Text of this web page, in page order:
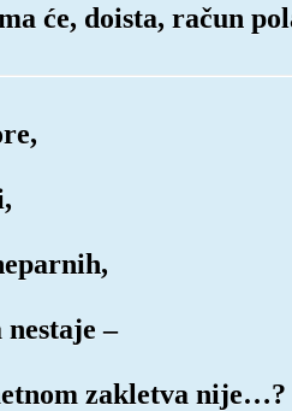
će, doista, račun
–
zakletva nije…?